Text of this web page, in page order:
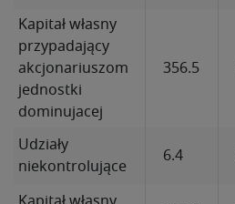
Kapitał własny
przypadający
akcjonariuszom
jednostki
dominujacej
356.5
Udziały
niekontrolujące
6.4